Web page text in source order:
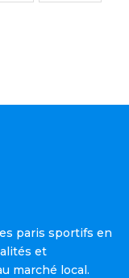
paris sportifs en
et
marché local.